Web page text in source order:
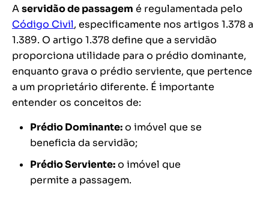
Aservidão de passagem é regulamentada pelo
Código Civil, especificamente nos artigos 1.378 a
1.389. O artigo 1.378 define que a servidão
proporciona utilidade para o prédio dominante,
enquanto grava o prédio serviente, que pertence
a um proprietário diferente. É importante
entender os conceitos de:
Prédio Dominante:o imóvel que se
beneficia da servidão;
Prédio Serviente:o imóvel que
permite a passagem.